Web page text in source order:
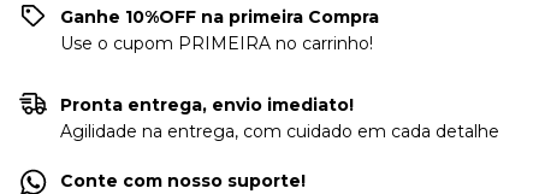
Ganhe 10%OFF na primeira Compra
Use o cupom PRIMEIRA no carrinho!
Pronta entrega, envio imediato!
Agilidade na entrega, com cuidado em cada detalhe
Conte com nosso suporte!